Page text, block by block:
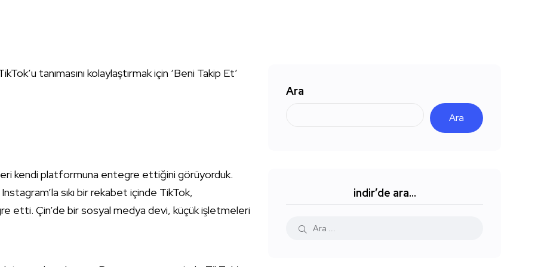
tanımasını kolaylaştırmak için ‘Beni Takip Et’
kendi platformuna entegre ettiğini görüyorduk.
sıkı bir rekabet içinde TikTok,
etti. Çin’de bir sosyal medya devi, küçük işletmeleri
Ara
Ara
indir’de ara…